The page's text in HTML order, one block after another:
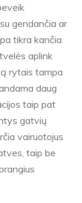
gendančia ar
tikra kančia.
aplink
rytais tampa
daug
taip pat
gatvių
vairuotojus
taip be